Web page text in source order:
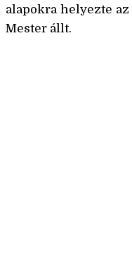
alapokra helyezte
Mester állt.